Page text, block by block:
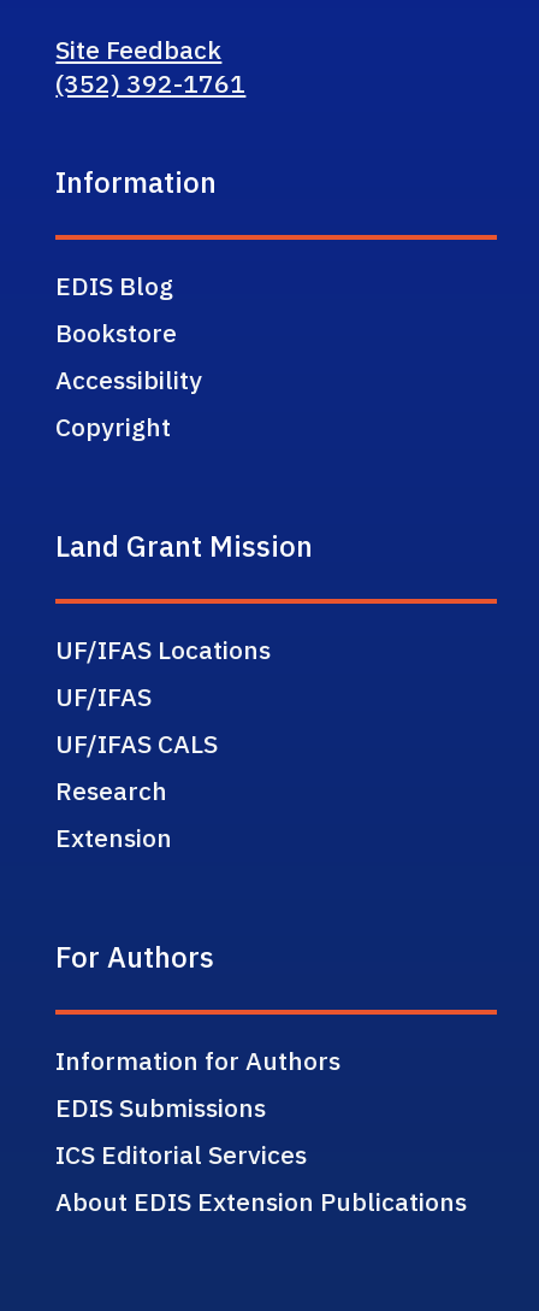
Site Feedback
(352) 392-1761
Information
EDIS Blog
Bookstore
Accessibility
Copyright
Land Grant Mission
UF/IFAS Locations
UF/IFAS
UF/IFAS CALS
Research
Extension
For Authors
Information for Authors
EDIS Submissions
ICS Editorial Services
About EDIS Extension Publications